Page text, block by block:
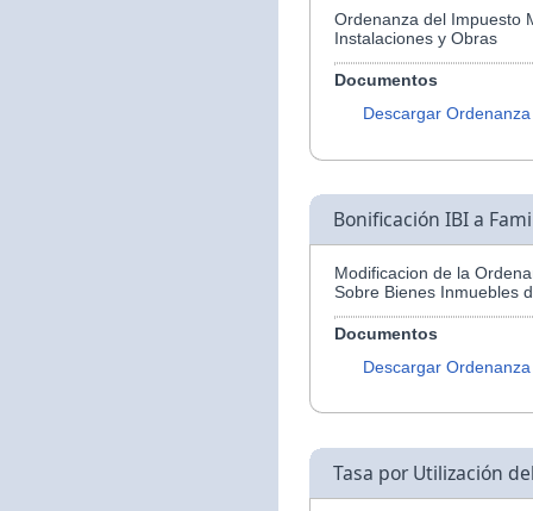
Ordenanza del Impuesto
Instalaciones y Obras
Documentos
Descargar Ordenanza
Bonificación IBI a
Modificacion de la
Sobre Bienes Inmuebles
Documentos
Descargar Ordenanza
Tasa por Utilización